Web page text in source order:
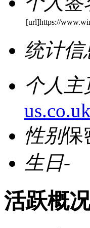
[url]https://
统计信
个人主
性别保
生日-
活跃概